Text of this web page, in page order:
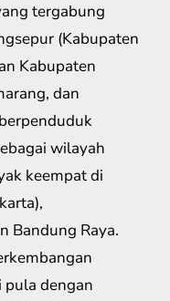
tergabung
(Kabupaten
Kabupaten
dan
wilayah
keempat di
Bandung Raya.
pula dengan